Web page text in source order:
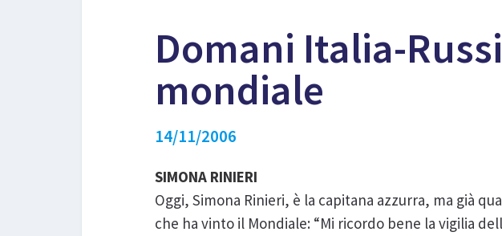
Domani Italia-
mondiale
14/11/2006
SIMONA RINIERI
Oggi, Simona Rinieri, è la capitana azzurra, ma già
che ha vinto il Mondiale: “Mi ricordo bene la vigilia